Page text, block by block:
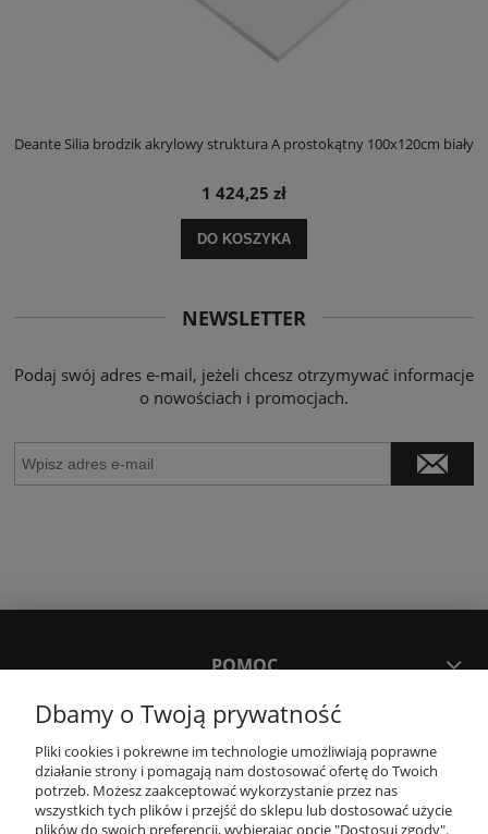
Deante Silia brodzik akrylowy struktura A prostokątny 100x120cm biały
1 424,25 zł
DO KOSZYKA
NEWSLETTER
Podaj swój adres e-mail, jeżeli chcesz otrzymywać informacje
o nowościach i promocjach.
POMOC
MOJE KONTO
PŁATNOŚCI I DOSTAWA
Dbamy o Twoją prywatność
Pliki cookies i pokrewne im technologie umożliwiają poprawne
działanie strony i pomagają nam dostosować ofertę do Twoich
potrzeb. Możesz zaakceptować wykorzystanie przez nas
wszystkich tych plików i przejść do sklepu lub dostosować użycie
plików do swoich preferencji, wybierając opcję "Dostosuj zgody".